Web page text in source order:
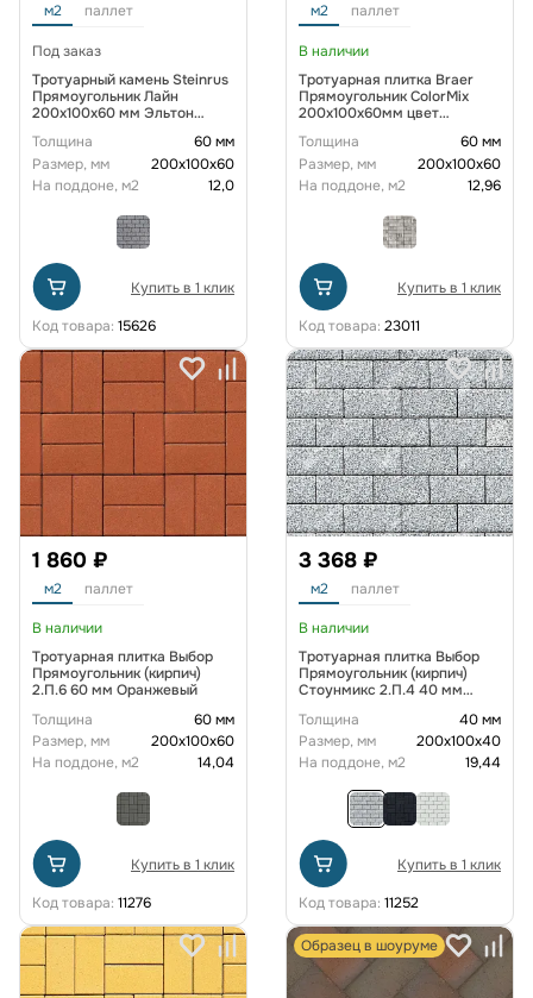
м2 паллет
Под заказ
Тротуарный камень Steinrus
Прямоугольник Лайн
200х100х60 мм Эльтон
Толщина
60 мм
Размер, мм
200х100х60
На поддоне, м2
12,0
Купить в 1 клик
Код товара: 15626
м2 паллет
В наличии
Тротуарная плитка Braer
Прямоугольник ColorMix
200х100х60мм цвет
Толщина
60 мм
Размер, мм
200х100х60
На поддоне, м2
12,96
Купить в 1 клик
Код товара: 23011
1 860 ₽
м2 паллет
В наличии
Тротуарная плитка Выбор
Прямоугольник (кирпич)
2.П.6 60 мм Оранжевый
Толщина
60 мм
Размер, мм
200х100х60
На поддоне, м2
14,04
Купить в 1 клик
Код товара: 11276
3 368 ₽
м2 паллет
В наличии
Тротуарная плитка Выбор
Прямоугольник (кирпич)
Стоунмикс 2.П.4 40 мм
Толщина
40 мм
Размер, мм
200х100х40
На поддоне, м2
19,44
Купить в 1 клик
Код товара: 11252
Образец в шоуруме